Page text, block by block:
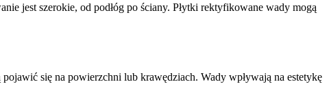
jest szerokie, od podłóg po ściany. Płytki rektyfikowane wady mogą
się na powierzchni lub krawędziach. Wady wpływają na estetykę